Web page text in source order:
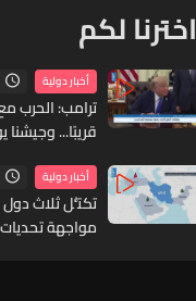
اخترنا لكم
أخبار دولية
ترامب: الحرب
قريبًا...
أخبار دولية
تكتُّل ثلاث
مواجهة